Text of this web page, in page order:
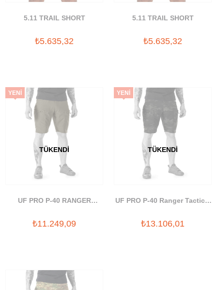
5.11 TRAIL SHORT
₺5.635,32
5.11 TRAIL SHORT
₺5.635,32
TÜKENDI
UF PRO P-40 RANGER
₺11.249,09
YENI
TÜKENDI
UF PRO P-40 Ranger Tactical
₺13.106,01
YENI